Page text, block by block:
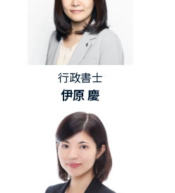
行政書士
伊原 慶